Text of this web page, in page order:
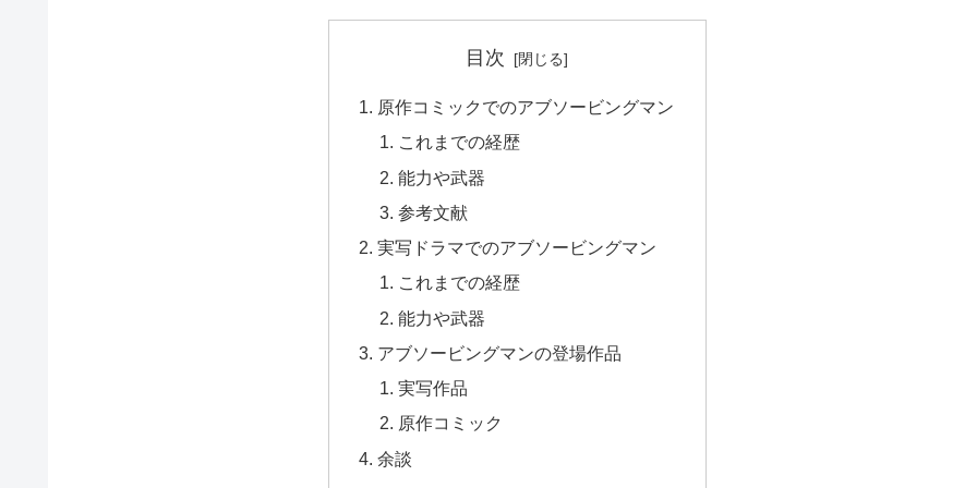
目次
原作コミックでのアブソービングマン
これまでの経歴
能力や武器
参考文献
実写ドラマでのアブソービングマン
これまでの経歴
能力や武器
アブソービングマンの登場作品
実写作品
原作コミック
余談